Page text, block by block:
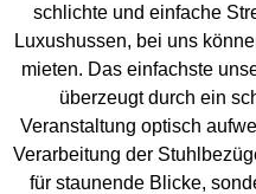
schlichte und einfache
Luxushussen, bei uns
mieten. Das einfachste
überzeugt durch ein
Veranstaltung optisch
Verarbeitung der
für staunende Blicke,